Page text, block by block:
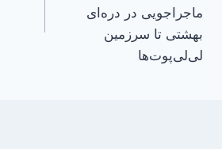
ماجراجویی در دره‌ای
بهشتی تا سرزمین
لی‌لی‌پوت‌ها